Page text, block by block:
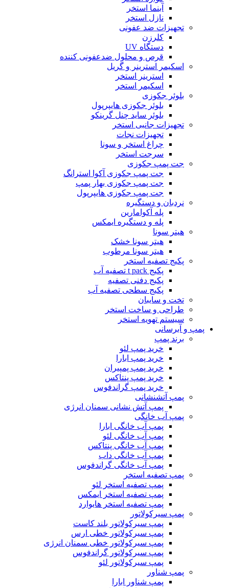
آبنما استخر
نازل استخر
تجهیزات ضد عفونی
کلرزن
دستگاه UV
قرص و محلول ضدعفونی کننده
اسکیمر استرینر و گریل
استرینر استخر
اسکیمر استخر
بلوئر جکوزی
بلوئر جکوزی هایپرپول
بلوئر ساید چنل گرینکو
تجهیزات جانبی استخر
تجهیزات نجات
چراغ استخر و سونا
سرجت استخر
جت پمپ جکوزی
جت پمپ جکوزی آکوا استرانگ
جت پمپ جکوزی بهار پمپ
جت پمپ جکوزی هایپرپول
نردبان و دستگیره
پله آکوامارین
پله و دستگیره ایمکس
هیتر سونا
هیتر سونا خشک
هیتر سونا مرطوب
پکیج تصفیه استخر
پکیج t pack تصفیه آب
پکیج دفنی تصفیه
پکیج سطحی تصفیه آب
تخت و سایبان
طراحی و ساخت استخر
سیستم تهویه استخر
پمپ و آبرسانی
برند پمپ
خرید پمپ لئو
خرید پمپ ابارا
خرید پمپ پمپیران
خرید پمپ پنتاکس
خرید پمپ گراندفوس
پمپ آتشنشانی
پمپ آتش نشانی سمنان انرژی
پمپ آب خانگی
پمپ آب خانگی ابارا
پمپ آب خانگی لئو
پمپ آب خانگی پنتاکس
پمپ آب خانگی داب
پمپ آب خانگی گراندفوس
پمپ تصفیه استخر
پمپ تصفیه استخر لئو
پمپ تصفیه استخر ایمکس
پمپ تصفیه استخر هایوارد
پمپ سیرکولاتور
پمپ سیرکولاتور بلند کاست
پمپ سیرکولاتور خطی ارس
پمپ سیرکولاتور خطی سمنان انرژی
پمپ سیرکولاتور گراندفوس
پمپ سیرکولاتور لئو
پمپ شناور
پمپ شناور ابارا